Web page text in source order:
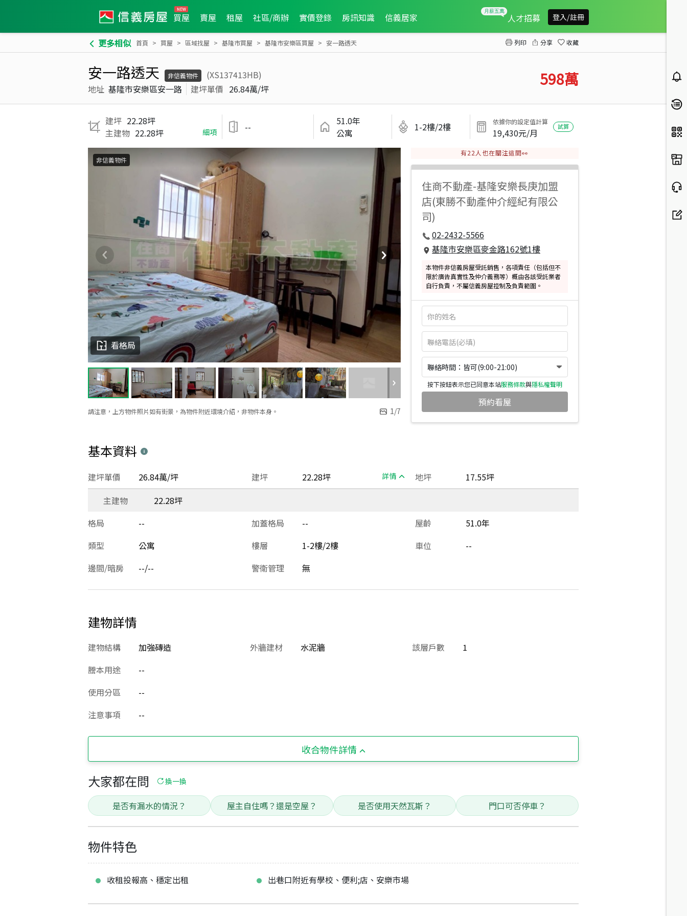
買屋 賣屋 租屋 社區/商辦 實價登錄 房訊知識 信義居家 人才招募 登入/註冊
更多相似 首頁 買屋 區域找屋 基隆市買屋 基隆市安樂區買屋 安一路透天 列印 分享 收藏
安一路透天 非信義物件
(XS137413HB)
地址 基隆市安樂區安一路 建坪單價 26.84萬/坪 598萬
建坪 22.28坪
主建物 22.28坪 細項 --
51.0年
公寓
1-2樓/2樓 依據你的設定值計算
19,430元/月
試算
請注意，上方物件照片如有街景，為物件附近環境介紹，非物件本身。 1/7
看格局
非信義物件
有22 人也在關注這間👀
住商不動產-基隆安樂長庚加盟
店(東勝不動產仲介經紀有限公
司)
02-2432-5566
基隆市安樂區麥金路162號1樓
本物件非信義房屋受託銷售，各項責任（包括但不
限於廣告真實性及仲介義務等）概由各該受託業者
自行負責，不屬信義房屋控制及負責範圍。
聯絡時間：皆可(9:00-21:00)
按下按鈕表示您已同意本站服務條款與隱私權聲明
預約看屋
基本資料
建坪 22.28坪 詳情
建坪單價 26.84萬/坪 地坪
17.55坪
主建物
22.28坪
格局
-- 加蓋格局 -- 屋齡
51.0年
類型
公寓 樓層 1-2樓/2樓 車位
--
邊間/暗房
--/-- 警衛管理 無
建物詳情
建物結構 加強磚造 外牆建材 水泥牆 該層戶數
1
謄本用途
--
使用分區
--
注意事項
--
收合物件詳情
大家都在問 換一換
是否有漏水的情況？ 屋主自住嗎？還是空屋？ 是否使用天然瓦斯？ 門口可否停車？
物件特色
收租投報高、穩定出租 出巷口附近有學校、便利;店、安樂市場